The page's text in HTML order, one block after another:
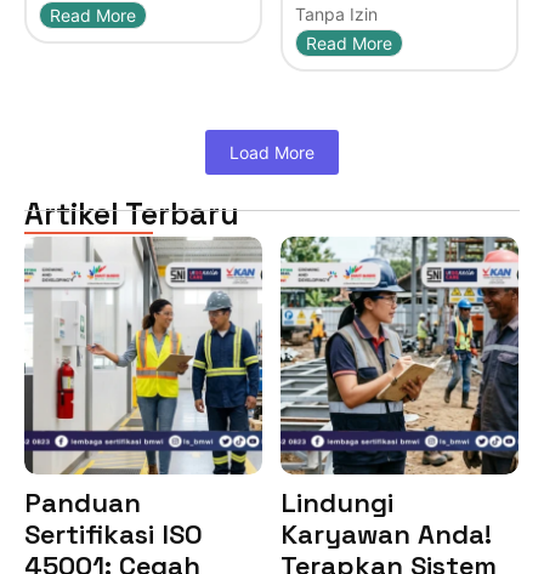
Read More
Tanpa Izin
Read More
Load More
Artikel Terbaru
Panduan
Sertifikasi ISO
45001: Cegah
Lindungi
Karyawan Anda!
Terapkan Sistem